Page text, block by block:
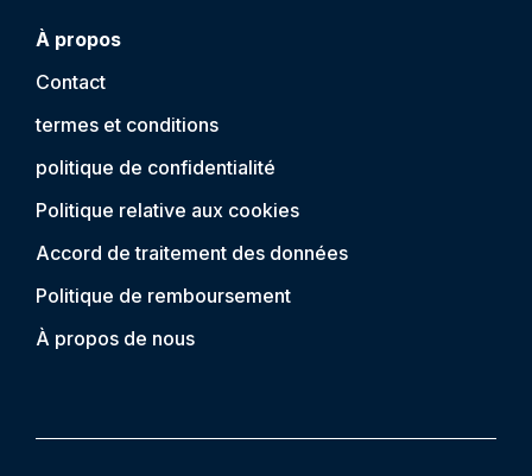
À propos
Contact
termes et conditions
politique de confidentialité
Politique relative aux cookies
Accord de traitement des données
Politique de remboursement
À propos de nous